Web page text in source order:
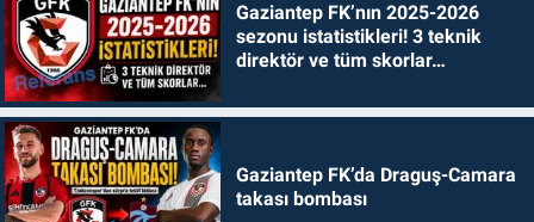
Gaziantep FK’nın 2025-2026
sezonu istatistikleri! 3 teknik
direktör ve tüm skorlar…
Gaziantep FK’da Draguş-Camara
takası bombası